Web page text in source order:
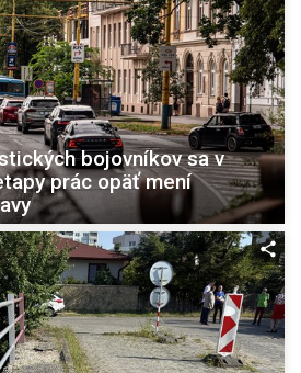
bojovníkov sa v
prác opäť mení